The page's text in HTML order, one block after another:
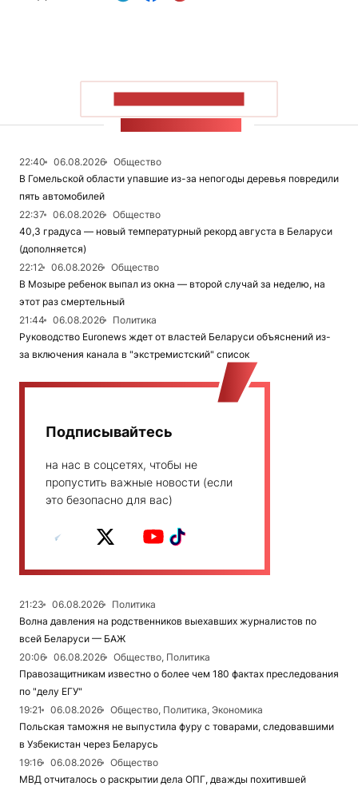
22:40 06.08.2026
Общество
В Гомельской области упавшие из-за непогоды деревья повредили
пять автомобилей
22:37
06.08.2026
Общество
40,3 градуса — новый температурный рекорд августа в Беларуси
(дополняется)
22:12
06.08.2026
Общество
В Мозыре ребенок выпал из окна — второй случай за неделю, на
этот раз смертельный
21:44
06.08.2026
Политика
Руководство Euronews ждет от властей Беларуси объяснений из-
за включения канала в "экстремистский" список
Подписывайтесь
на нас в соцсетях, чтобы не
пропустить важные новости (если
это безопасно для вас)
21:23 06.08.2026
Политика
Волна давления на родственников выехавших журналистов по
всей Беларуси — БАЖ
20:06
06.08.2026
Общество, Политика
Правозащитникам известно о более чем 180 фактах преследования
по "делу ЕГУ"
19:21
06.08.2026
Общество, Политика, Экономика
Польская таможня не выпустила фуру с товарами, следовавшими
в Узбекистан через Беларусь
19:16
06.08.2026
Общество
МВД отчиталось о раскрытии дела ОПГ, дважды похитившей